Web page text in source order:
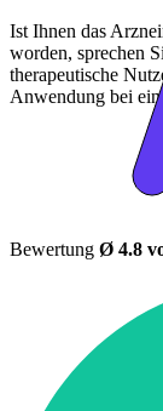
Ist Ihnen das
worden, sprechen
therapeutische
Anwendung bei
Bewertung Ø 4.8